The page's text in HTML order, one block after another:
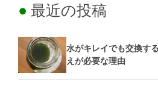
最近の投稿
水がキレイでも交換す
えが必要な理由